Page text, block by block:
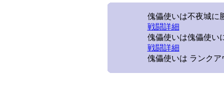
傀儡使いは不夜城に
戦闘詳細
傀儡使いは傀儡使い
戦闘詳細
傀儡使いは ランク